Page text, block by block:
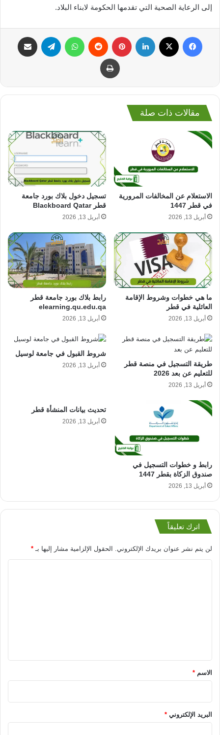
إلى الرعاية الصحية التي تقدمها الحكومة لابناء البلاد.
فيسبوك لينكدإن بينتيريست واتساب تيلقرام
طباعة
مقالات ذات صلة
الاستعلام عن المخالفات المرورية
في قطر 1447
أبريل 13, 2026
تسجيل دخول بلاك بورد جامعة
قطر Blackboard Qatar
أبريل 13, 2026
ما هي خطوات وشروط الإقامة
العائلية في قطر
أبريل 13, 2026
رابط بلاك بورد جامعة قطر
elearning.qu.edu.qa
أبريل 13, 2026
طريقة التسجيل في منصة قطر
للتعليم عن بعد 2026
أبريل 13, 2026
شروط القبول في جامعة لوسيل
أبريل 13, 2026
رابط و خطوات التسجيل في
صندوق الزكاة بقطر 1447
أبريل 13, 2026
تحديث بيانات المنشأة قطر
أبريل 13, 2026
اترك تعليقاً
لن يتم نشر عنوان بريدك الإلكتروني. الحقول الإلزامية مشار إليها بـ *
*الاسم *
البريد الإلكتروني *